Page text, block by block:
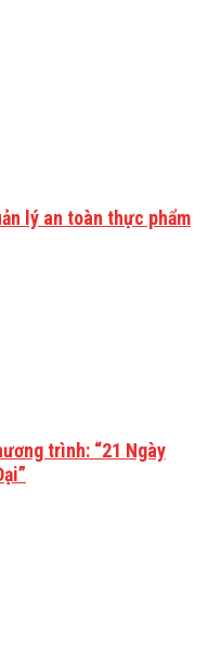
lý an toàn thực phẩm
trình: “21 Ngày